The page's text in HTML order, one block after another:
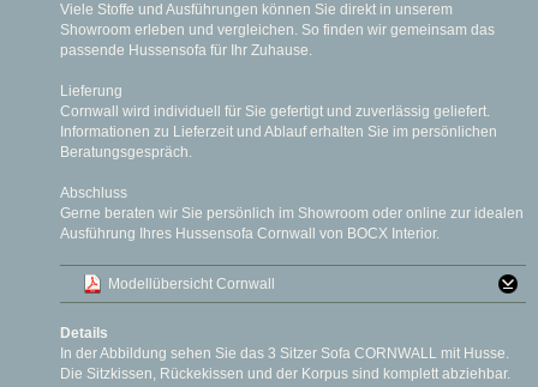
Viele Stoffe und Ausführungen können Sie direkt in unserem
Showroom erleben und vergleichen. So finden wir gemeinsam das
passende Hussensofa für Ihr Zuhause.
Lieferung
Cornwall wird individuell für Sie gefertigt und zuverlässig geliefert.
Informationen zu Lieferzeit und Ablauf erhalten Sie im persönlichen
Beratungsgespräch.
Abschluss
Gerne beraten wir Sie persönlich im Showroom oder online zur idealen
Ausführung Ihres Hussensofa Cornwall von BOCX Interior.
Modellübersicht Cornwall
Details
In der Abbildung sehen Sie das 3 Sitzer Sofa CORNWALL mit Husse.
Die Sitzkissen, Rückekissen und der Korpus sind komplett abziehbar.